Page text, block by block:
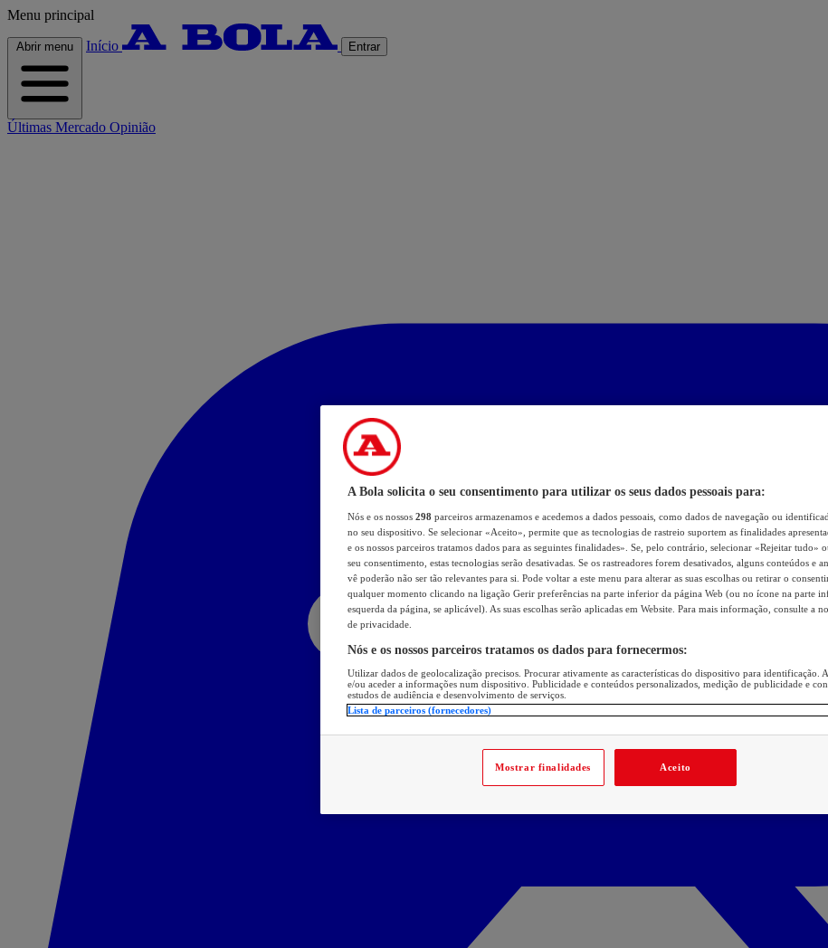
Menu principal
Abrir menu Início Entrar
Últimas Mercado Opinião
A Bola solicita o seu consentimento para utilizar os seus dados pessoais para:
Nós e os nossos 298 parceiros armazenamos e acedemos a dados pessoais, como dados de navegação ou
no seu dispositivo. Se selecionar «Aceito», permite que as tecnologias de rastreio suportem as finalidades
e os nossos parceiros tratamos dados para as seguintes finalidades». Se, pelo contrário, selecionar «Rejeitar tudo»
seu consentimento, estas tecnologias serão desativadas. Se os rastreadores forem desativados, alguns conteúdos e
vê poderão não ser tão relevantes para si. Pode voltar a este menu para alterar as suas escolhas ou retirar o
qualquer momento clicando na ligação Gerir preferências na parte inferior da página Web (ou no ícone na parte
esquerda da página, se aplicável). As suas escolhas serão aplicadas em Website. Para mais informação, consulte a
de privacidade.
Nós e os nossos parceiros tratamos os dados para fornecermos:
Utilizar dados de geolocalização precisos. Procurar ativamente as características do dispositivo para identificação.
e/ou aceder a informações num dispositivo. Publicidade e conteúdos personalizados, medição de publicidade e
estudos de audiência e desenvolvimento de serviços.
Lista de parceiros (fornecedores)
Mostrar finalidades Aceito